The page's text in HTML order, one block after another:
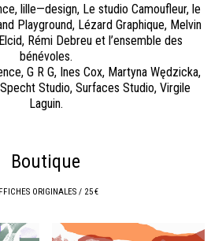
lille—design, Le studio Camoufleur, le
Playground, Lézard Graphique, Melvin
Rémi Debreu et l’ensemble des
bénévoles.
G R G, Ines Cox, Martyna Wędzicka,
Studio, Surfaces Studio, Virgile
Laguin.
Boutique
ORIGINALES / 25 €